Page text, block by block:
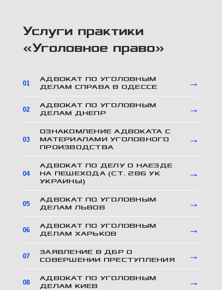
Услуги практики
«Уголовное право»
01
АДВОКАТ ПО УГОЛОВНЫМ
ДЕЛАМ СПРАВА В ОДЕССЕ
→
02
АДВОКАТ ПО УГОЛОВНЫМ
ДЕЛАМ ДНЕПР
→
03
ОЗНАКОМЛЕНИЕ АДВОКАТА С
МАТЕРИАЛАМИ УГОЛОВНОГО
ПРОИЗВОДСТВА
→
04
АДВОКАТ ПО ДЕЛУ О НАЕЗДЕ
НА ПЕШЕХОДА (СТ. 286 УК
УКРАИНЫ)
→
05
АДВОКАТ ПО УГОЛОВНЫМ
ДЕЛАМ ЛЬВОВ
→
06
АДВОКАТ ПО УГОЛОВНЫМ
ДЕЛАМ ХАРЬКОВ
→
07
ЗАЯВЛЕНИЕ В ДБР О
СОВЕРШЕНИИ ПРЕСТУПЛЕНИЯ
→
08
АДВОКАТ ПО УГОЛОВНЫМ
ДЕЛАМ КИЕВ
→